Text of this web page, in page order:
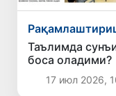
Таълимда
боса оладими?
17 июл 2026,